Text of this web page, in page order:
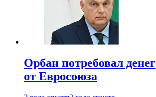
Орбан потребовал денег
от Евросоюза